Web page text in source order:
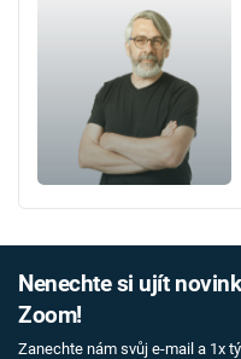
Nenechte si ujít
Zoom!
Zanechte nám svůj e-mail a 1x